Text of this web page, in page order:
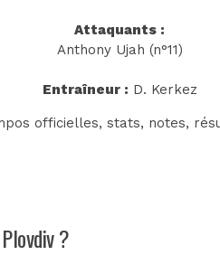
Attaquants :
Anthony Ujah (n°11)
Entraîneur : D. Kerkez
officielles, stats, notes,
?